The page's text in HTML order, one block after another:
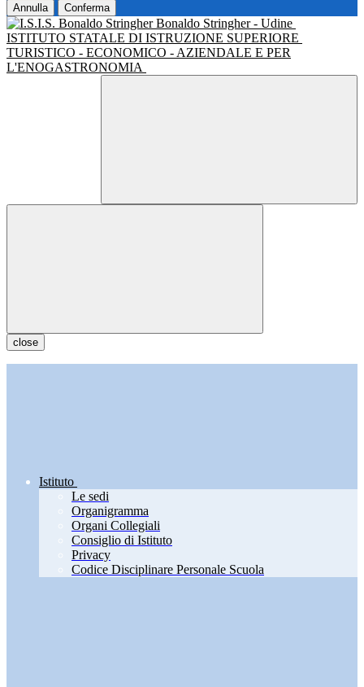
Annulla Conferma
Bonaldo Stringher - Udine
ISTITUTO STATALE DI ISTRUZIONE SUPERIORE
TURISTICO - ECONOMICO - AZIENDALE E PER
L'ENOGASTRONOMIA
close
Istituto
Le sedi
Organigramma
Organi Collegiali
Consiglio di Istituto
Privacy
Codice Disciplinare Personale Scuola